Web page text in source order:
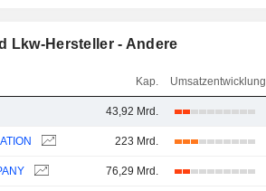
Lkw-Hersteller - Andere
Kap. Umsatzentwicklung
43,92 Mrd.
223 Mrd.
76,29 Mrd.